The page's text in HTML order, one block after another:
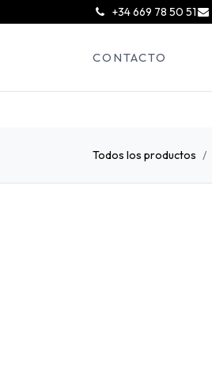
+34 669 78 50 51
CONTACTO
Todos los productos